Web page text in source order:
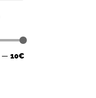
— 10€